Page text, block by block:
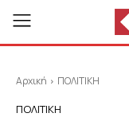
Αρχική ΠΟΛΙΤΙΚΗ
ΠΟΛΙΤΙΚΗ